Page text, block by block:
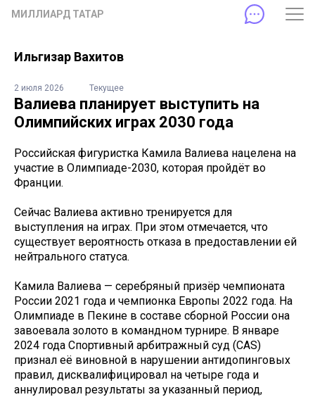
МИЛЛИАРД ТАТАР
Ильгизар Вахитов
2 июля 2026 Текущее
Валиева планирует выступить на
Олимпийских играх 2030 года
Российская фигуристка Камила Валиева нацелена на
участие в Олимпиаде-2030, которая пройдёт во
Франции.
Сейчас Валиева активно тренируется для
выступления на играх. При этом отмечается, что
существует вероятность отказа в предоставлении ей
нейтрального статуса.
Камила Валиева — серебряный призёр чемпионата
России 2021 года и чемпионка Европы 2022 года. На
Олимпиаде в Пекине в составе сборной России она
завоевала золото в командном турнире. В январе
2024 года Спортивный арбитражный суд (CAS)
признал её виновной в нарушении антидопинговых
правил, дисквалифицировал на четыре года и
аннулировал результаты за указанный период,